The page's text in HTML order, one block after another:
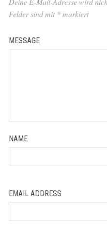
Felder sind mit *markiert
MESSAGE
NAME
EMAIL ADDRESS